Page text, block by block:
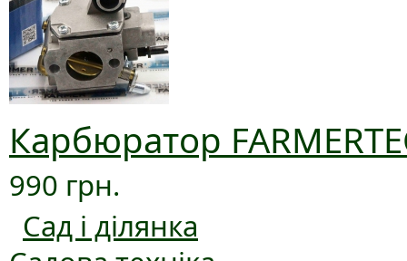
Карбюратор
990 грн.
Сад і ділянка